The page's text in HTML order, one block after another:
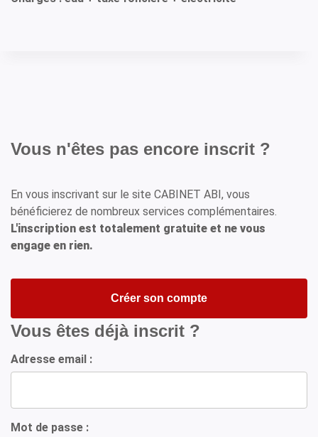
Vous n'êtes pas encore inscrit ?
En vous inscrivant sur le site CABINET ABI, vous
bénéficierez de nombreux services complémentaires.
L'inscription est totalement gratuite et ne vous
engage en rien.
Créer son compte
Vous êtes déjà inscrit ?
Adresse email :
Mot de passe :